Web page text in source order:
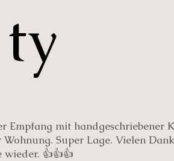
ty
Empfang mit handgeschriebener
Super Lage. Vielen
wieder. 👍👍👍